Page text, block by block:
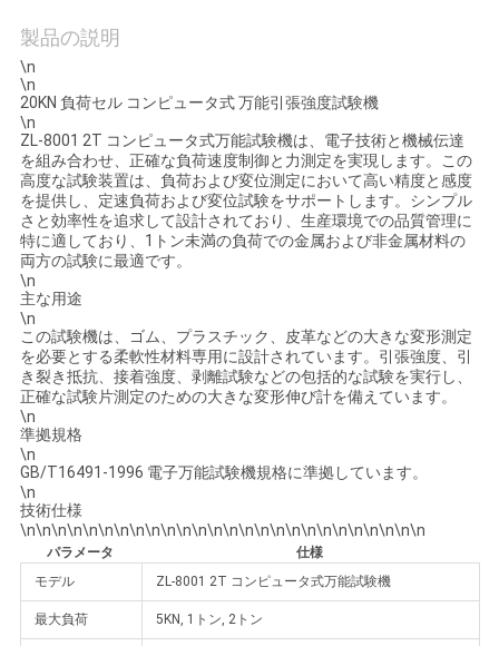
私
達
に
連
絡
し
な
さ
い
ニ
ュ
ー
製品の説明
\n
\n
20KN 負荷セル コンピュータ式 万能引張強度試験機
\n
ZL-8001 2T コンピュータ式万能試験機は、電子技術と機械伝達
を組み合わせ、正確な負荷速度制御と力測定を実現します。この
高度な試験装置は、負荷および変位測定において高い精度と感度
を提供し、定速負荷および変位試験をサポートします。シンプル
さと効率性を追求して設計されており、生産環境での品質管理に
特に適しており、1トン未満の負荷での金属および非金属材料の
両方の試験に最適です。
\n
主な用途
\n
この試験機は、ゴム、プラスチック、皮革などの大きな変形測定
を必要とする柔軟性材料専用に設計されています。引張強度、引
き裂き抵抗、接着強度、剥離試験などの包括的な試験を実行し、
正確な試験片測定のための大きな変形伸び計を備えています。
\n
準拠規格
\n
GB/T16491-1996 電子万能試験機規格に準拠しています。
\n
技術仕様
\n\n\n\n\n\n\n\n\n\n\n\n\n\n\n\n\n\n\n\n\n\n\n\n\n\n
パラメータ
仕様
モデル
ZL-8001 2T コンピュータ式万能試験機
最大負荷 5KN, 1トン, 2トン